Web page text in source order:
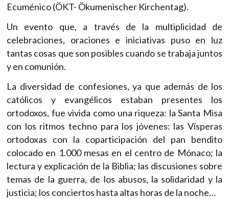
Ecuménico (ÖKT- Ökumenischer Kirchentag).
Un evento que, a través de la multiplicidad de
celebraciones, oraciones e iniciativas puso en luz
tantas cosas que son posibles cuando se trabaja juntos
y en comunión.
La diversidad de confesiones, ya que además de los
católicos y evangélicos estaban presentes los
ortodoxos, fue vivida como una riqueza: la Santa Misa
con los ritmos techno para los jóvenes: las Vísperas
ortodoxas con la coparticipación del pan bendito
colocado en 1.000 mesas en el centro de Mónaco; la
lectura y explicación de la Biblia; las discusiones sobre
temas de la guerra, de los abusos, la solidaridad y la
justicia; los conciertos hasta altas horas de la noche…